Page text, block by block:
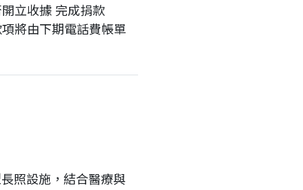
立收據 完成捐款
將由下期電話費帳單
照設施，結合醫療與